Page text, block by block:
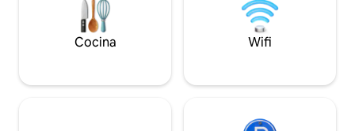
tradicionales marroquíes.
Cocina Wifi